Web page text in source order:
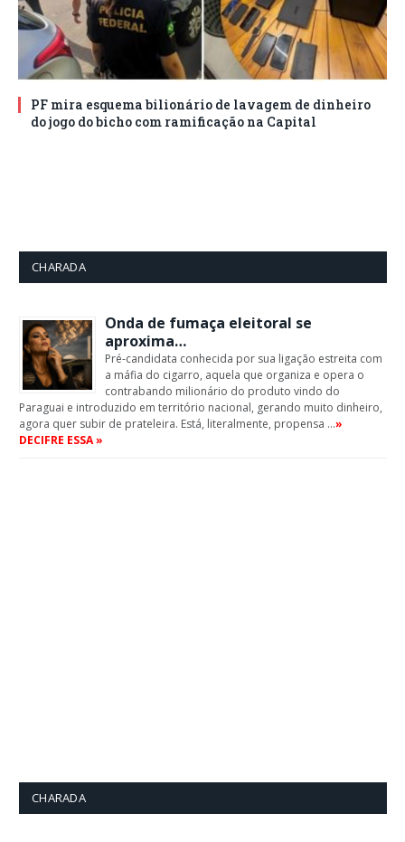
PF mira esquema bilionário de lavagem de dinheiro
do jogo do bicho com ramificação na Capital
CHARADA
Onda de fumaça eleitoral se
aproxima…
Pré-candidata conhecida por sua ligação estreita com
a máfia do cigarro, aquela que organiza e opera o
contrabando milionário do produto vindo do
Paraguai e introduzido em território nacional, gerando muito dinheiro,
agora quer subir de prateleira. Está, literalmente, propensa …»
DECIFRE ESSA »
CHARADA